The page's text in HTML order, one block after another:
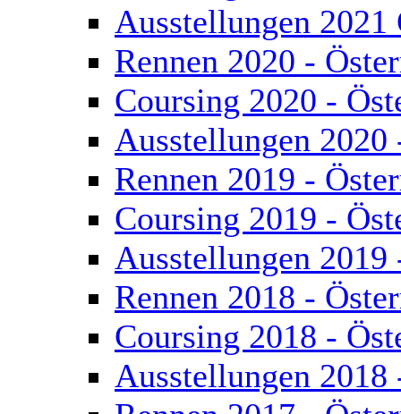
Ausstellungen 2021
Rennen 2020 -
Coursing 2020 -
Ausstellungen 2020
Rennen 2019 -
Coursing 2019 -
Ausstellungen 2019
Rennen 2018 -
Coursing 2018 -
Ausstellungen 2018